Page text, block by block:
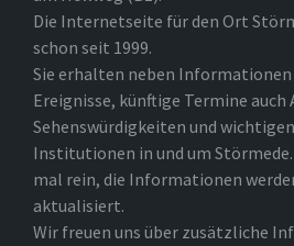
Die Internetseite für den Ort
schon seit 1999.
Sie erhalten neben
Ereignisse, künftige Termine auch
Sehenswürdigkeiten und
Institutionen in und um Störmede.
mal rein, die Informationen
aktualisiert.
Wir freuen uns über zusätzliche